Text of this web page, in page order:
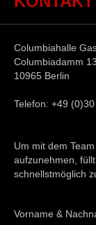
Columbiahalle
Columbiadamm
10965 Berlin
Telefon: +49
Um mit dem
aufzunehmen,
schnellstmöglich
Pflichtfeld
Vorname &